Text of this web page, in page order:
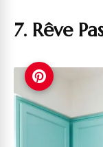
7. Rêve